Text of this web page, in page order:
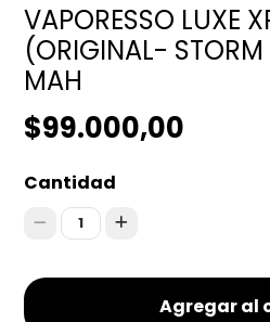
VAPORESSO LUXE
(ORIGINAL-
MAH
$99.000,00
Cantidad
1
Agregar al